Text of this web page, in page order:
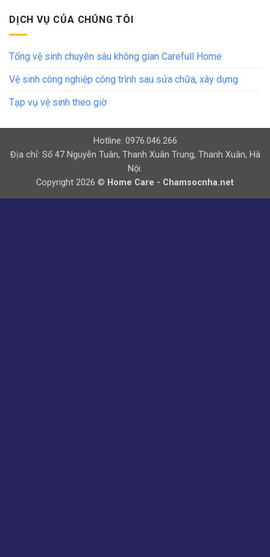
DỊCH VỤ CỦA CHÚNG TÔI
Tổng vệ sinh chuyên sâu không gian Carefull Home
Vệ sinh công nghiệp công trình sau sửa chữa, xây dựng
Tạp vụ vệ sinh theo giờ
Hotline: 0976.046.266
Địa chỉ: Số 47 Nguyễn Tuân, Thanh Xuân Trung, Thanh Xuân, Hà
Nội.
Copyright 2026 © Home Care - Chamsocnha.net